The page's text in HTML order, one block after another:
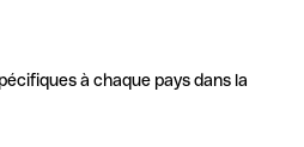
à chaque pays dans la